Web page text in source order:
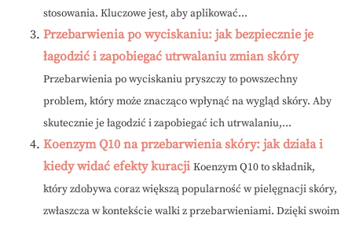
stosowania. Kluczowe jest, aby aplikować...
Przebarwienia po wyciskaniu: jak bezpiecznie je
łagodzić i zapobiegać utrwalaniu zmian skóry
Przebarwienia po wyciskaniu pryszczy to powszechny
problem, który może znacząco wpłynąć na wygląd skóry. Aby
skutecznie je łagodzić i zapobiegać ich utrwalaniu,...
Koenzym Q10 na przebarwienia skóry: jak działa i
kiedy widać efekty kuracji Koenzym Q10 to składnik,
który zdobywa coraz większą popularność w pielęgnacji skóry,
zwłaszcza w kontekście walki z przebarwieniami. Dzięki swoim